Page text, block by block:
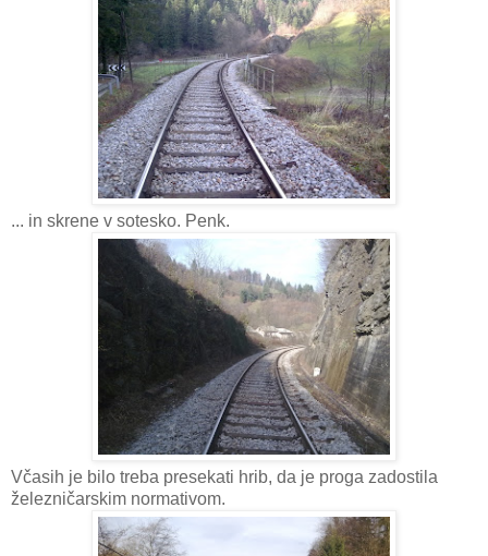
... in skrene v sotesko. Penk.
Včasih je bilo treba presekati hrib, da je proga zadostila
železničarskim normativom.